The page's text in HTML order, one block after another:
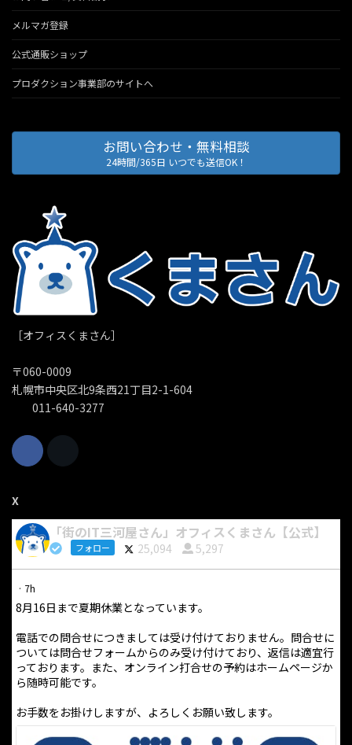
メルマガ登録
公式通販ショップ
プロダクション事業部のサイトへ
お問い合わせ・無料相談
24時間/365日 いつでも送信OK！
［オフィスくまさん］
〒060-0009
札幌市中央区北9条西21丁目2-1-604
011-640-3277
X
「街のIT三河屋さん」オフィスくまさん【公式】
フォロー 25,094 5,297
· 7h
8月16日まで夏期休業となっています。
電話での問合せにつきましては受け付けておりません。問合せに
ついては問合せフォームからのみ受け付けており、返信は適宜行
っております。また、オンライン打合せの予約はホームページか
ら随時可能です。
お手数をお掛けしますが、よろしくお願い致します。